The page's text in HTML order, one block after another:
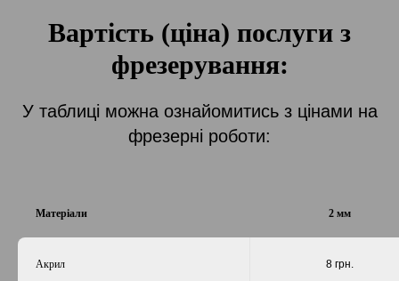
Вартість (ціна) послуги з
фрезерування:
У таблиці можна ознайомитись з цінами на
фрезерні роботи:
Матеріали 2 мм
Акрил 8 грн.